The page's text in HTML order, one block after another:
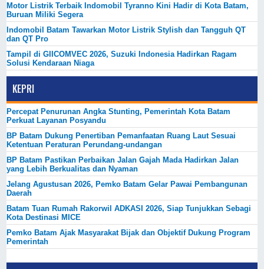
Motor Listrik Terbaik Indomobil Tyranno Kini Hadir di Kota Batam,
Buruan Miliki Segera
Indomobil Batam Tawarkan Motor Listrik Stylish dan Tangguh QT
dan QT Pro
Tampil di GIICOMVEC 2026, Suzuki Indonesia Hadirkan Ragam
Solusi Kendaraan Niaga
KEPRI
Percepat Penurunan Angka Stunting, Pemerintah Kota Batam
Perkuat Layanan Posyandu
BP Batam Dukung Penertiban Pemanfaatan Ruang Laut Sesuai
Ketentuan Peraturan Perundang-undangan
BP Batam Pastikan Perbaikan Jalan Gajah Mada Hadirkan Jalan
yang Lebih Berkualitas dan Nyaman
Jelang Agustusan 2026, Pemko Batam Gelar Pawai Pembangunan
Daerah
Batam Tuan Rumah Rakorwil ADKASI 2026, Siap Tunjukkan Sebagi
Kota Destinasi MICE
Pemko Batam Ajak Masyarakat Bijak dan Objektif Dukung Program
Pemerintah